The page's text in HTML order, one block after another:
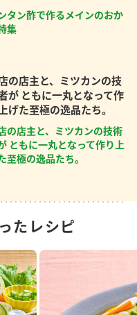
タン酢で作るメインのおか
集
の店主と、ミツカンの技
が ともに一丸となって作
げた至極の逸品たち。
の店主と、ミツカンの技術
ともに一丸となって作り上
至極の逸品たち。
たレシピ